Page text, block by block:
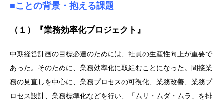
■ことの背景・抱える課題
（１）『業務効率化プロジェクト』
中期経営計画の目標必達のためには、社員の生産性向上が重要で
あった。そのために、業務効率化に取組むことになった。間接業
務の見直しを中心に、業務プロセスの可視化、業務改善、業務プ
ロセス設計、業務標準化などを行い、「ムリ・ムダ・ムラ」を排